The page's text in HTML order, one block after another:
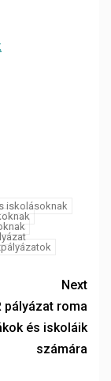
iskolásoknak
Next
pályázat roma
és iskoláik
számára